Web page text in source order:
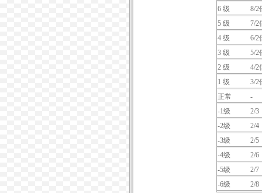
6 级
8/2
5 级
7/2
4 级
6/2
3 级
5/2
2 级
4/2
1 级
3/2
正常
-
-1级
2/3
-2级
2/4
-3级
2/5
-4级
2/6
-5级
2/7
-6级
2/8